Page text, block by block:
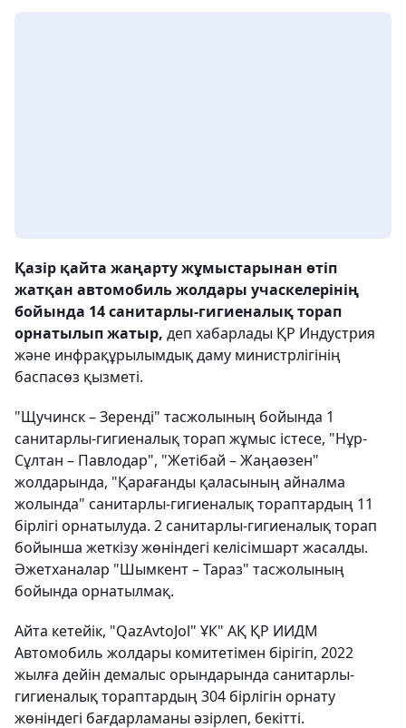
Қазір қайта жаңарту жұмыстарынан өтіп
жатқан автомобиль жолдары учаскелерінің
бойында 14 санитарлы-гигиеналық торап
орнатылып жатыр, деп хабарлады ҚР Индустрия
және инфрақұрылымдық даму министрлігінің
баспасөз қызметі.
"Щучинск – Зеренді" тасжолының бойында 1
санитарлы-гигиеналық торап жұмыс істесе, "Нұр-
Сұлтан – Павлодар", "Жетібай – Жаңаөзен"
жолдарында, "Қарағанды қаласының айналма
жолында" санитарлы-гигиеналық тораптардың 11
бірлігі орнатылуда. 2 санитарлы-гигиеналық торап
бойынша жеткізу жөніндегі келісімшарт жасалды.
Әжетханалар "Шымкент – Тараз" тасжолының
бойында орнатылмақ.
Айта кетейік, "QazAvtoJol" ҰК" АҚ ҚР ИИДМ
Автомобиль жолдары комитетімен бірігіп, 2022
жылға дейін демалыс орындарында санитарлы-
гигиеналық тораптардың 304 бірлігін орнату
жөніндегі бағдарламаны әзірлеп, бекітті.